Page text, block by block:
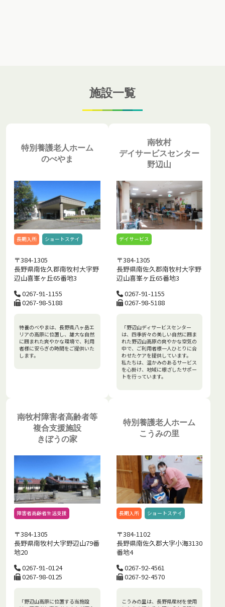
施設一覧
特別養護老人ホーム
のべやま
長期入所 ショートステイ
〒384-1305
長野県南佐久郡南牧村大字野
辺山喜峯ヶ丘65番地3
0267-91-1155
0267-98-5188
特養のべやまは、長野県八ヶ岳エ
リアの高原に位置し、雄大な自然
に囲まれた爽やかな環境で、利用
者様に安らぎの時間をご提供いた
します。
南牧村
デイサービスセンター
野辺山
デイサービス
〒384-1305
長野県南佐久郡南牧村大字野
辺山喜峯ヶ丘65番地3
0267-91-1155
0267-98-5188
「野辺山ディサービスセンター
は、四季折々の美しい自然に囲ま
れた野辺山高原の爽やかな空気の
中で、ご利用者様一人ひとりに合
わせたケアを提供しています。
私たちは、温かみのあるサービス
を心掛け、地域に根ざしたサポー
トを行っています。
南牧村障害者高齢者等
複合支援施設
きぼうの家
障害者高齢者生活支援
〒384-1305
長野県南牧村大字野辺山79番
地20
0267-91-0124
0267-98-0125
「野辺山高原に位置する当施設
特別養護老人ホーム
こうみの里
長期入所 ショートステイ
〒384-1102
長野県南佐久郡大字小海3130
番地4
0267-92-4561
0267-92-4570
こうみの里は、長野県産材を使用